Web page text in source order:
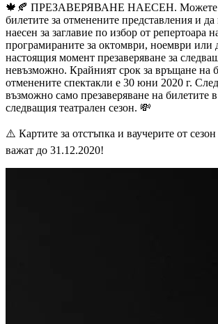
🍁🍂 ПРЕЗАВЕРЯВАНЕ НАЕСЕН. Можете
билетите за отменените представления и да
наесен за заглавие по избор от репертоара
програмираните за октомври, ноември
настоящия момент презаверяване за
невъзможно. Крайният срок за връщане на
отменените спектакли е 30 юни 2020 г.
възможно само презаверяване на билетите
следващия театрален сезон. 💸
⚠️ Картите за отстъпка и ваучерите от
важат до 31.12.2020!